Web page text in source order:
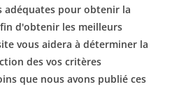
adéquates pour obtenir la
d'obtenir les meilleurs
vous aidera à déterminer la
des vos critères
que nous avons publié ces